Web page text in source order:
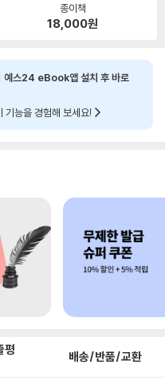
종이책
18,000원
예스24 eBook앱 설치 후 바로
능을 경험해 보세요!
평 배송/반품/교환